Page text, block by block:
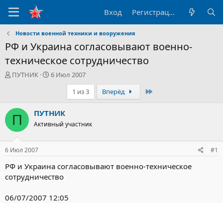
Вход Регистрация
Новости военной техники и вооружения
РФ и Украина согласовывают военно-
техническое сотрудничество
А
р
е
м
ы
ПУТНИК
Д
н
а
ч
6 Июл 2007
1 из 3
Вперёд
П ПУТНИК
Активный участник
6 Июл 2007 #1
РФ и Украина согласовывают военно-техническое
сотрудничество
06/07/2007 12:05